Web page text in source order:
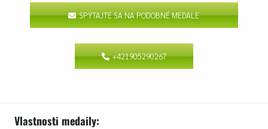
SPÝTAJTE SA NA PODOBNÉ MEDALE
+421905290267
Vlastnosti medaily: